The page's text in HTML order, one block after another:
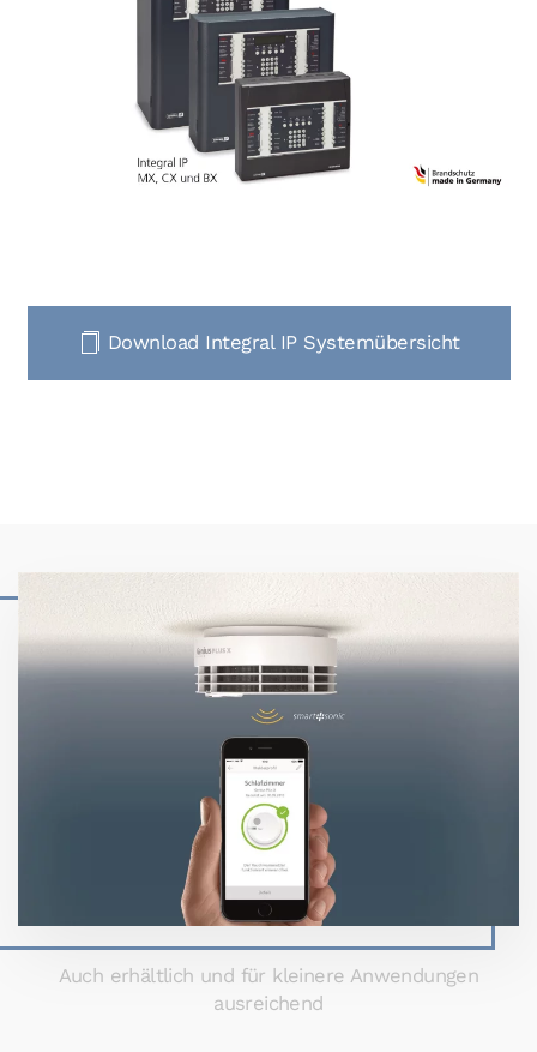
Download Integral IP Systemübersicht
Auch erhältlich und für kleinere Anwendungen
ausreichend